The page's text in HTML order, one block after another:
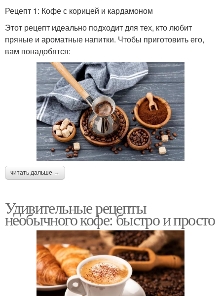
Рецепт 1: Кофе с корицей и кардамоном
Этот рецепт идеально подходит для тех, кто любит
пряные и ароматные напитки. Чтобы приготовить его,
вам понадобятся:
читать дальше →
Удивительные рецепты
необычного кофе: быстро и просто